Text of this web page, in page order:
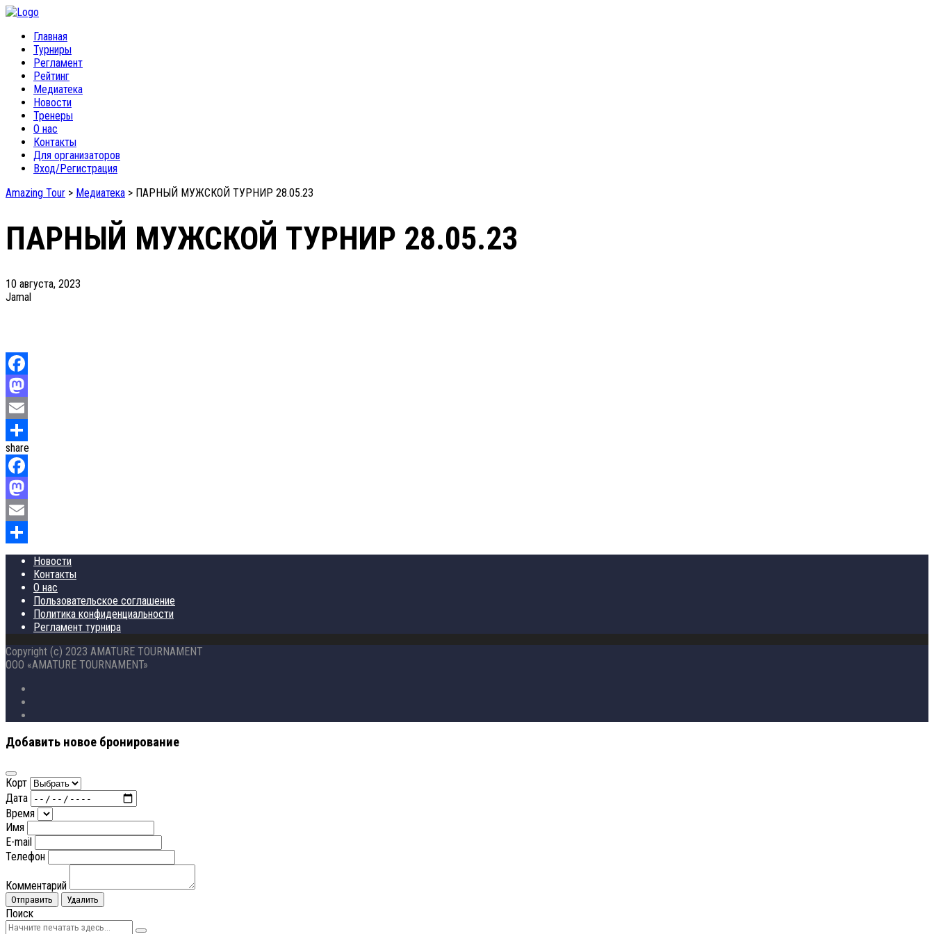
Главная
Турниры
Регламент
Рейтинг
Медиатека
Новости
Тренеры
О нас
Контакты
Для организаторов
Вход/Регистрация
Amazing Tour > Медиатека > ПАРНЫЙ МУЖСКОЙ ТУРНИР 28.05.23
ПАРНЫЙ МУЖСКОЙ ТУРНИР 28.05.23
10 августа, 2023
Jamal
Facebook
Mastodon
Email
Отправить
share
Facebook
Mastodon
Email
Отправить
Новости
Контакты
О нас
Пользовательское соглашение
Политика конфиденциальности
Регламент турнира
Copyright (c) 2023 AMATURE TOURNAMENT
ООО «AMATURE TOURNAMENT»
Добавить новое бронирование
Корт
Дата
Время
Имя
E-mail
Телефон
Комментарий
Отправить Удалить
Поиск